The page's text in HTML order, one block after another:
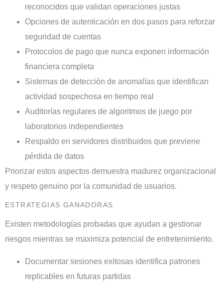
reconocidos que validan operaciones justas
Opciones de autenticación en dos pasos para reforzar
seguridad de cuentas
Protocolos de pago que nunca exponen información
financiera completa
Sistemas de detección de anomalías que identifican
actividad sospechosa en tiempo real
Auditorías regulares de algoritmos de juego por
laboratorios independientes
Respaldo en servidores distribuidos que previene
pérdida de datos
Priorizar estos aspectos demuestra madurez organizacional
y respeto genuino por la comunidad de usuarios.
ESTRATEGIAS GANADORAS
Existen metodologías probadas que ayudan a gestionar
riesgos mientras se maximiza potencial de entretenimiento.
Documentar sesiones exitosas identifica patrones
replicables en futuras partidas